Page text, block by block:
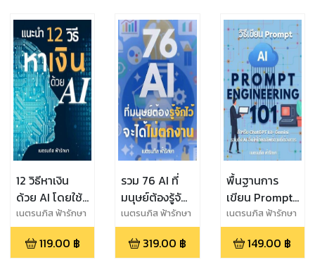
Google
Gemini,
Copilot และ
Meta AI
ChatGPT,
Google
Gemini,
Copilot และ
Meta AI
12 วิธีหาเงิน
ด้วย AI โดยใช้
GenAI,
ChatGPT,
Google
เนตรนภิส ฟ้ารักษา
119.00 ฿
รวม 76 AI ที่
มนุษย์ต้องรู้จัก
ไว้ จะได้ไม่
ตกงาน เริ่ม
ตั้งแต่
เนตรนภิส ฟ้ารักษา
319.00 ฿
พื้นฐานการ
เขียน Prompt
สำหรับ GenAI,
ChatGPT,
Google
เนตรนภิส ฟ้ารักษา
149.00 ฿